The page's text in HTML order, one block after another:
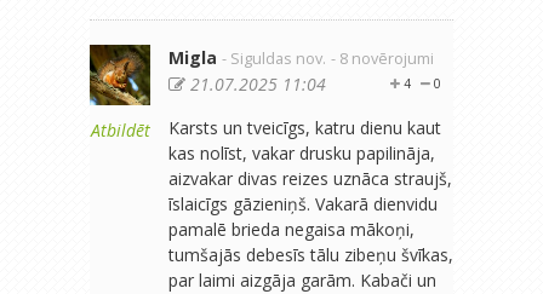
Atbildēt
Migla - Siguldas nov. - 8 novērojumi
0
4
21.07.2025 11:04
Karsts un tveicīgs, katru dienu kaut
kas nolīst, vakar drusku papilināja,
aizvakar divas reizes uznāca straujš,
īslaicīgs gāzieniņš. Vakarā dienvidu
pamalē brieda negaisa mākoņi,
tumšajās debesīs tālu zibeņu švīkas,
par laimi aizgāja garām. Kabači un